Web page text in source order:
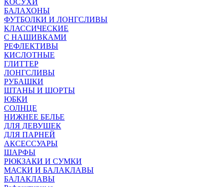
КОСУХИ
БАЛАХОНЫ
ФУТБОЛКИ И ЛОНГСЛИВЫ
КЛАССИЧЕСКИЕ
С НАШИВКАМИ
РЕФЛЕКТИВЫ
КИСЛОТНЫЕ
ГЛИТТЕР
ЛОНГСЛИВЫ
РУБАШКИ
ШТАНЫ И ШОРТЫ
ЮБКИ
СОЛНЦЕ
НИЖНЕЕ БЕЛЬЕ
ДЛЯ ДЕВУШЕК
ДЛЯ ПАРНЕЙ
АКСЕССУАРЫ
ШАРФЫ
РЮКЗАКИ И СУМКИ
МАСКИ И БАЛАКЛАВЫ
БАЛАКЛАВЫ